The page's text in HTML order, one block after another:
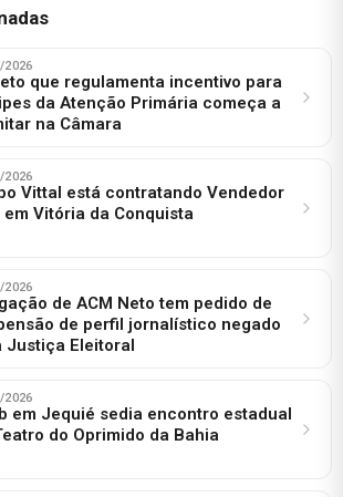
2026
que regulamenta incentivo para
da Atenção Primária começa a
na Câmara
2026
Vittal está contratando Vendedor
em Vitória da Conquista
2026
de ACM Neto tem pedido de
de perfil jornalístico negado
Justiça Eleitoral
2026
em Jequié sedia encontro estadual
do Oprimido da Bahia